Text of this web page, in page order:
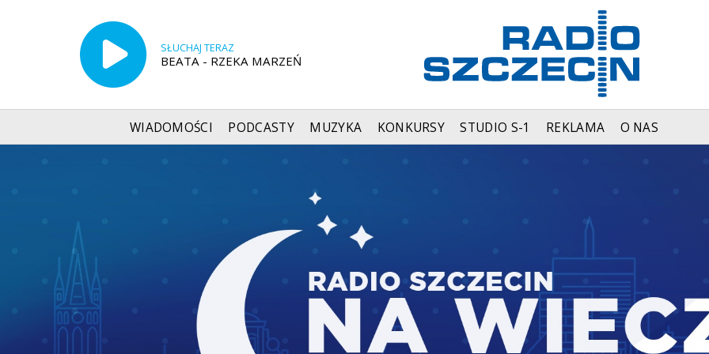
SŁUCHAJ TERAZ
BEATA - RZEKA MARZEŃ
WIADOMOŚCI PODCASTY MUZYKA KONKURSY STUDIO S-1 REKLAMA O NAS